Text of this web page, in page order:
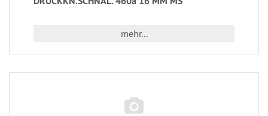
mehr...